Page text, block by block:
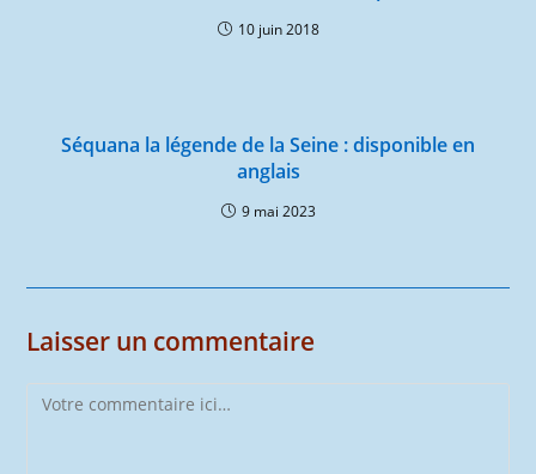
10 juin 2018
Séquana la légende de la Seine : disponible en
anglais
9 mai 2023
Laisser un commentaire
Comment